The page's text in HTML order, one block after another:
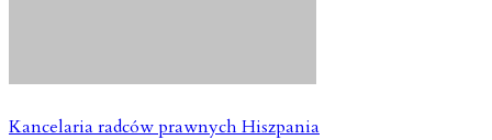
Kancelaria radców prawnych Hiszpania